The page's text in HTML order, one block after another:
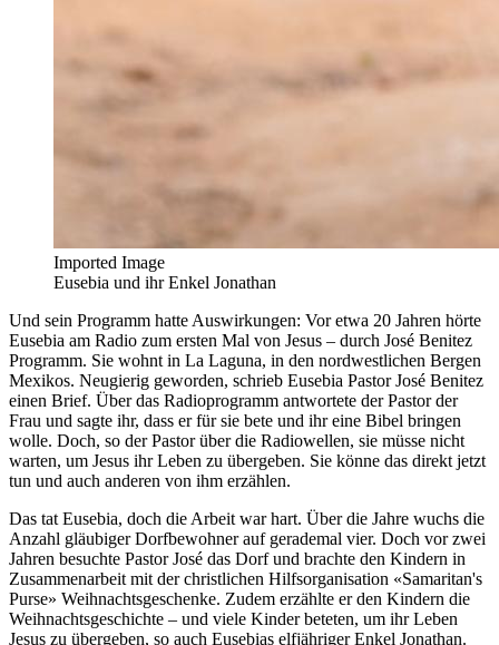
Imported Image
Eusebia und ihr Enkel Jonathan
Und sein Programm hatte Auswirkungen: Vor etwa 20 Jahren hörte
Eusebia am Radio zum ersten Mal von Jesus – durch José Benitez
Programm. Sie wohnt in La Laguna, in den nordwestlichen Bergen
Mexikos. Neugierig geworden, schrieb Eusebia Pastor José Benitez
einen Brief. Über das Radioprogramm antwortete der Pastor der
Frau und sagte ihr, dass er für sie bete und ihr eine Bibel bringen
wolle. Doch, so der Pastor über die Radiowellen, sie müsse nicht
warten, um Jesus ihr Leben zu übergeben. Sie könne das direkt jetzt
tun und auch anderen von ihm erzählen.
Das tat Eusebia, doch die Arbeit war hart. Über die Jahre wuchs die
Anzahl gläubiger Dorfbewohner auf gerademal vier. Doch vor zwei
Jahren besuchte Pastor José das Dorf und brachte den Kindern in
Zusammenarbeit mit der christlichen Hilfsorganisation «Samaritan's
Purse» Weihnachtsgeschenke. Zudem erzählte er den Kindern die
Weihnachtsgeschichte – und viele Kinder beteten, um ihr Leben
Jesus zu übergeben, so auch Eusebias elfjähriger Enkel Jonathan.